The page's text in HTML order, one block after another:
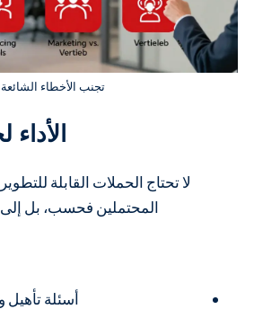
تجنب الأخطاء الشائعة
لا تحتاج الحملات القابلة
المحتملين فحسب، بل
أسئلة